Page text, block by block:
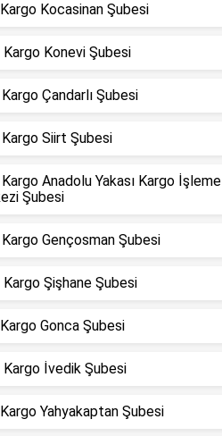
Kocasinan Şubesi
Kargo Konevi Şubesi
Çandarlı Şubesi
Siirt Şubesi
Anadolu Yakası Kargo İşleme
Şubesi
Gençosman Şubesi
Kargo Şişhane Şubesi
Gonca Şubesi
Kargo İvedik Şubesi
Yahyakaptan Şubesi